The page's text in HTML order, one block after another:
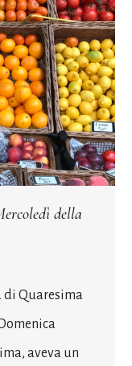
della
Quaresima
aveva un